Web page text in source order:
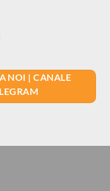
NOI | CANALE